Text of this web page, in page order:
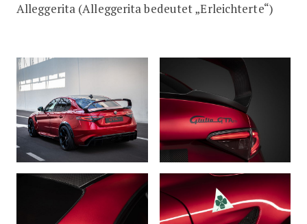
Alleggerita (Alleggerita bedeutet „Erleichterte“)